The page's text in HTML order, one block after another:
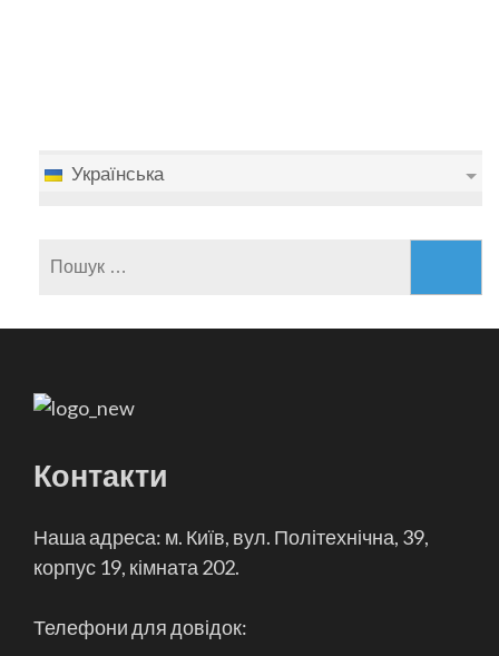
Українська
Контакти
Наша адреса: м. Київ, вул. Політехнічна, 39,
корпус 19, кімната 202.
Телефони для довідок: